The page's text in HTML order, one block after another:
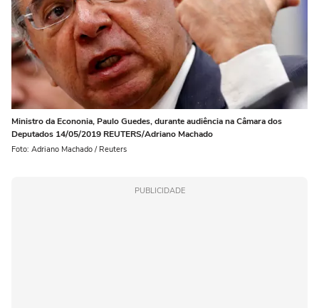
Ministro da Econonia, Paulo Guedes, durante audiência na Câmara dos
Deputados 14/05/2019 REUTERS/Adriano Machado
Foto: Adriano Machado / Reuters
PUBLICIDADE